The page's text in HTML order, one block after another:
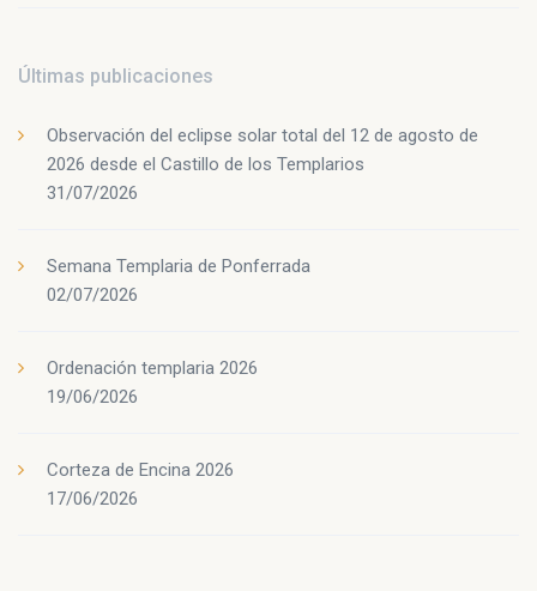
Últimas publicaciones
Observación del eclipse solar total del 12 de agosto de
2026 desde el Castillo de los Templarios
31/07/2026
Semana Templaria de Ponferrada
02/07/2026
Ordenación templaria 2026
19/06/2026
Corteza de Encina 2026
17/06/2026